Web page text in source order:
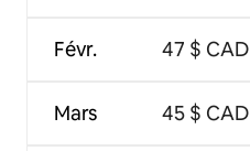
Févr.
Mars
47 $ CAD
45 $ CAD